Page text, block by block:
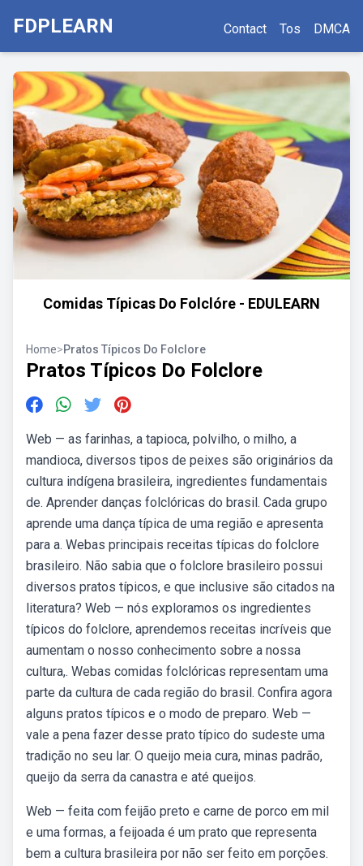
FDPLEARN Contact Tos DMCA
Comidas Típicas Do Folclóre - EDULEARN
Home>Pratos Típicos Do Folclore
Pratos Típicos Do Folclore
Web — as farinhas, a tapioca, polvilho, o milho, a
mandioca, diversos tipos de peixes são originários da
cultura indígena brasileira, ingredientes fundamentais
de. Aprender danças folclóricas do brasil. Cada grupo
aprende uma dança típica de uma região e apresenta
para a. Webas principais receitas típicas do folclore
brasileiro. Não sabia que o folclore brasileiro possui
diversos pratos típicos, e que inclusive são citados na
literatura? Web — nós exploramos os ingredientes
típicos do folclore, aprendemos receitas incríveis que
aumentam o nosso conhecimento sobre a nossa
cultura,. Webas comidas folclóricas representam uma
parte da cultura de cada região do brasil. Confira agora
alguns pratos típicos e o modo de preparo. Web —
vale a pena fazer desse prato típico do sudeste uma
tradição no seu lar. O queijo meia cura, minas padrão,
queijo da serra da canastra e até queijos.
Web — feita com feijão preto e carne de porco em mil
e uma formas, a feijoada é um prato que representa
bem a cultura brasileira por não ser feito em porções.